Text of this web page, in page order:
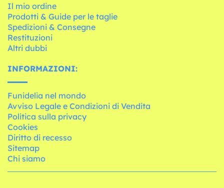
Il mio ordine
Prodotti & Guide per le taglie
Spedizioni & Consegne
Restituzioni
Altri dubbi
INFORMAZIONI:
Funidelia nel mondo
Avviso Legale e Condizioni di Vendita
Politica sulla privacy
Cookies
Diritto di recesso
Sitemap
Chi siamo